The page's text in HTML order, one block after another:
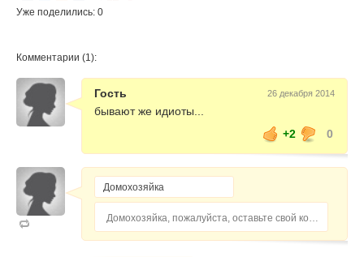
Уже поделились: 0
Комментарии (1):
Гость 26 декабря 2014
бывают же идиоты...
+2
0
Домохозяйка, пожалуйста, оставьте свой комментарий...